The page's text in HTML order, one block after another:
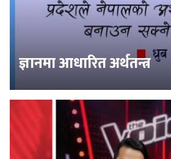
ज्ञानमा आधारित अर्थतन्त्र